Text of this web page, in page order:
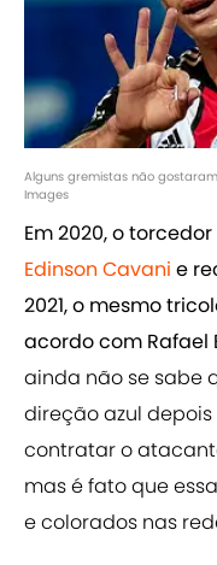
Alguns gremistas não
Images
Em 2020, o
Edinson Cavani e
2021, o mesmo
acordo com Rafael
ainda não se sabe
direção azul
contratar o
mas é fato que
e colorados nas